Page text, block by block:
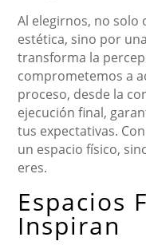
Al elegirnos, no
estética, sino por
transforma la
comprometemos a
proceso, desde la
ejecución final,
tus expectativas.
un espacio físico,
eres.
Espacios
Inspiran